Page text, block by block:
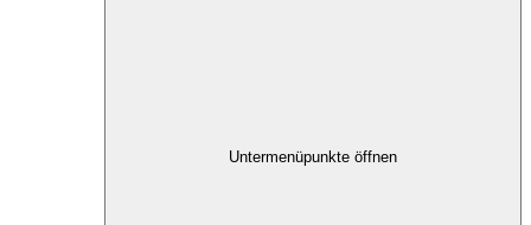
Untermenüpunkte öffnen